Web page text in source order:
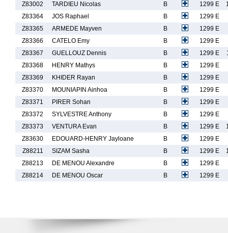
Z83002
TARDIEU Nicolas B 1299 E
Z83364
JOS Raphael B
1299 E
Z83365
ARMEDE Mayven B
1299 E
Z83366
CATELO Emy B
1299 E
Z83367
GUELLOUZ Dennis B 1299 E
Z83368
HENRY Mathys B
1299 E
Z83369
KHIDER Rayan B
1299 E
Z83370
MOUNIAPIN Ainhoa B
1299 E
Z83371
PIRER Sohan B
1299 E
Z83372
SYLVESTRE Anthony B
1299 E
Z83373
VENTURA Evan B 1299 E
Z83630
EDOUARD-HENRY Jayloane B
1299 E
Z88211
SIZAM Sasha B 1299 E
Z88213
DE MENOU Alexandre B
1299 E
Z88214
DE MENOU Oscar B 1299 E